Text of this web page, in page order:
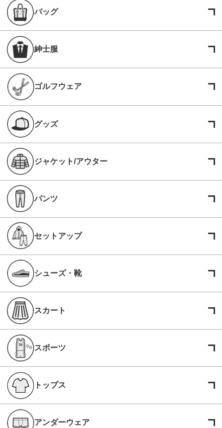
バッグ
紳士服
ゴルフウェア
グッズ
ジャケット/アウター
パンツ
セットアップ
シューズ・靴
スカート
スポーツ
トップス
アンダーウェア